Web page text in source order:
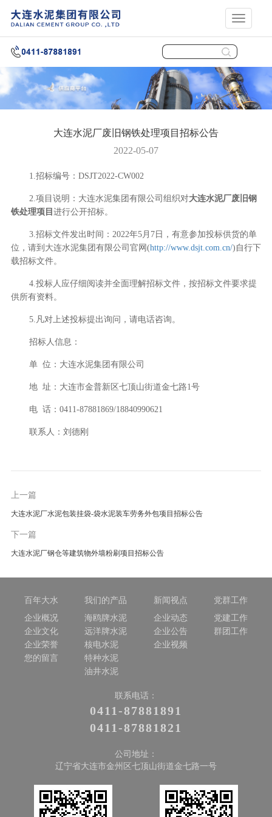
展
开
大连水泥厂废旧钢铁处理项目招标公告
2022-05-07
1.招标编号：DSJT2022-CW002
2.项目说明：大连水泥集团有限公司组织对大连水泥厂废旧钢
铁处理项目 进行公开招标。
3.招标文件发出时间：2022年5月7日，有意参加投标供货的单
位，请到大连水泥集团有限公司官网 (http://www.dsjt.com.cn/)自行下
载招标文件。
4.投标人应仔细阅读并全面理解招标文件，按招标文件要求提
供所有资料。
5.凡对上述投标提出询问，请电话咨询。
招标人信息：
单 位：大连水泥集团有限公司
地 址：大连市金普新区七顶山街道金七路1号
电 话：0411-87881869/18840990621
联系人：刘德刚
上一篇
大连水泥厂水泥包装挂袋-袋水泥装车劳务外包项目招标公告
下一篇
大连水泥厂钢仓等建筑物外墙粉刷项目招标公告
百年大水
企业概况
企业文化
企业荣誉
您的留言
我们的产品
海鸥牌水泥
远洋牌水泥
核电水泥
特种水泥
油井水泥
新闻视点
企业动态
企业公告
企业视频
党群工作
党建工作
群团工作
联系电话：
0411-87881891
0411-87881821
公司地址：
辽宁省大连市金州区七顶山街道金七路一号